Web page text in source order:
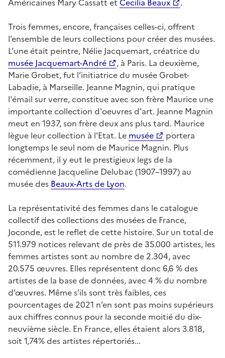
Trois femmes, encore, françaises celles-ci, offrent
l’ensemble de leurs collections pour créer des musées.
L’une était peintre, Nélie Jacquemart, créatrice du
musée Jacquemart-André
, à Paris. La deuxième,
Marie Grobet, fut l’initiatrice du musée Grobet-
Labadie, à Marseille. Jeanne Magnin, qui pratique
l'émail sur verre, constitue avec son frère Maurice une
importante collection d'oeuvres d'art. Jeanne Magnin
meut en 1937, son frère deux ans plus tard. Maurice
lègue leur collection à l'Etat. Le musée
portera
longtemps le seul nom de Maurice Magnin. Plus
récemment, il y eut le prestigieux legs de la
comédienne Jacqueline Delubac (1907–1997) au
musée des Beaux-Arts de Lyon.
La représentativité des femmes dans le catalogue
collectif des collections des musées de France,
Joconde, est le reflet de cette histoire. Sur un total de
511.979 notices relevant de près de 35.000 artistes, les
femmes artistes sont au nombre de 2.304, avec
20.575 œuvres. Elles représentent donc 6,6 % des
artistes de la base de données, avec 4 % du nombre
d’œuvres. Même s’ils sont très faibles, ces
pourcentages de 2021 n’en sont pas moins supérieurs
aux chiffres connus pour la seconde moitié du dix-
neuvième siècle. En France, elles étaient alors 3.818,
soit 1,74% des artistes répertoriés...